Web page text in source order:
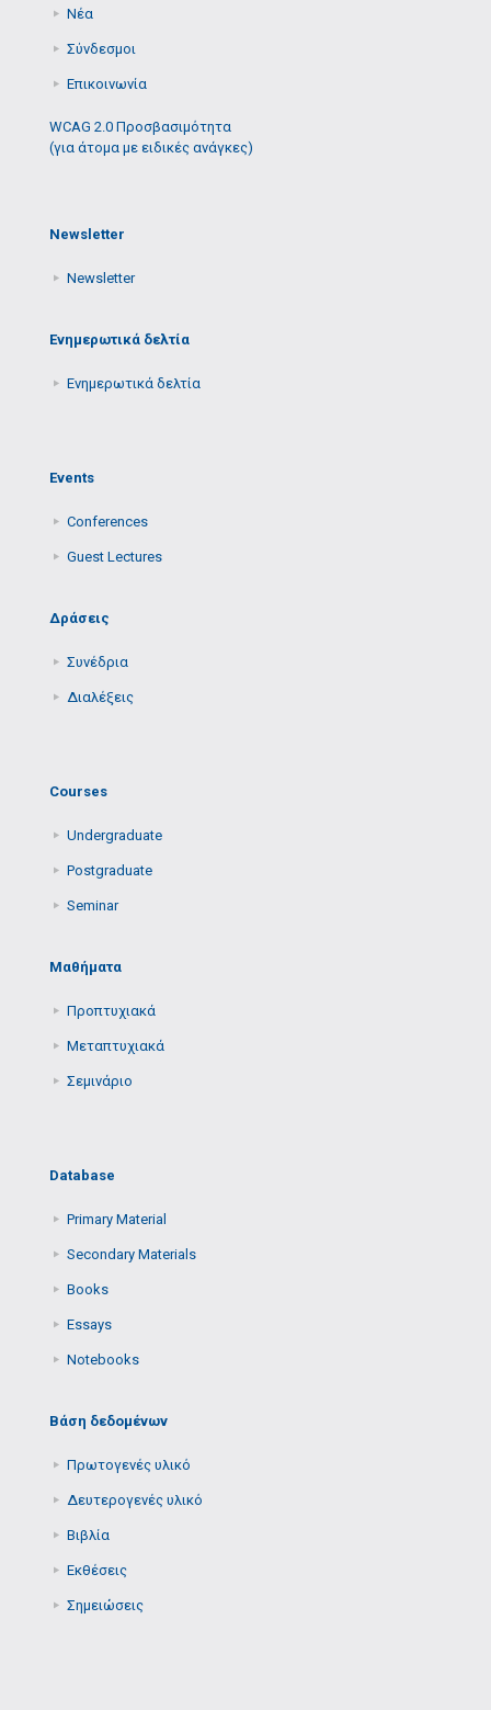
Νέα
Σύνδεσμοι
Επικοινωνία
WCAG 2.0 Προσβασιμότητα
(για άτομα με ειδικές ανάγκες)
Newsletter
Newsletter
Ενημερωτικά δελτία
Ενημερωτικά δελτία
Events
Conferences
Guest Lectures
Δράσεις
Συνέδρια
Διαλέξεις
Courses
Undergraduate
Postgraduate
Seminar
Μαθήματα
Προπτυχιακά
Μεταπτυχιακά
Σεμινάριο
Database
Primary Μaterial
Secondary Μaterials
Books
Essays
Notebooks
Βάση δεδομένων
Πρωτογενές υλικό
Δευτερογενές υλικό
Βιβλία
Εκθέσεις
Σημειώσεις